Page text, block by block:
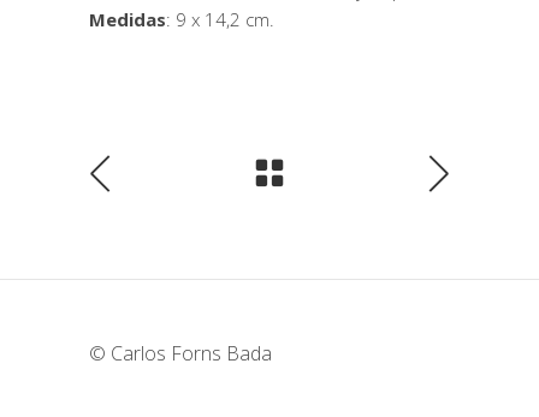
Medidas: 9 x 14,2 cm.
© Carlos Forns Bada